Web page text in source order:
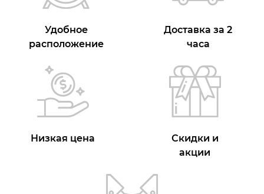
Удобное
расположение
Доставка за 2
часа
Низкая цена
Скидки и
акции